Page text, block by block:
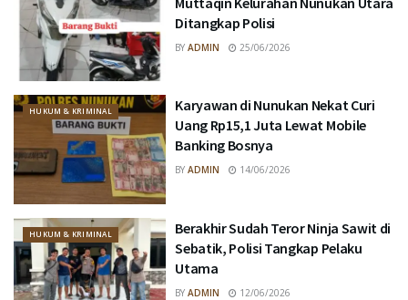
Ditangkap Polisi
BY ADMIN 25/06/2026
HUKUM & KRIMINAL
Karyawan di Nunukan Nekat Curi
Uang Rp15,1 Juta Lewat Mobile
Banking Bosnya
BY ADMIN 14/06/2026
HUKUM & KRIMINAL
Berakhir Sudah Teror Ninja Sawit di
Sebatik, Polisi Tangkap Pelaku
Utama
BY ADMIN 12/06/2026